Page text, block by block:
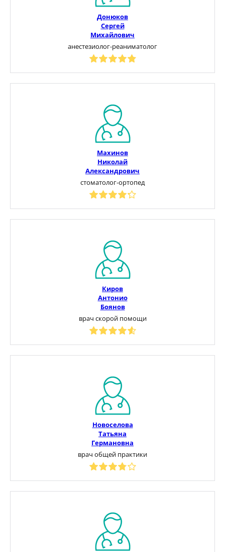
Донюков
Сергей
Михайлович
анестезиолог-реаниматолог
Махинов
Николай
Александрович
стоматолог-ортопед
Киров
Антонио
Боянов
врач скорой помощи
Новоселова
Татьяна
Германовна
врач общей практики